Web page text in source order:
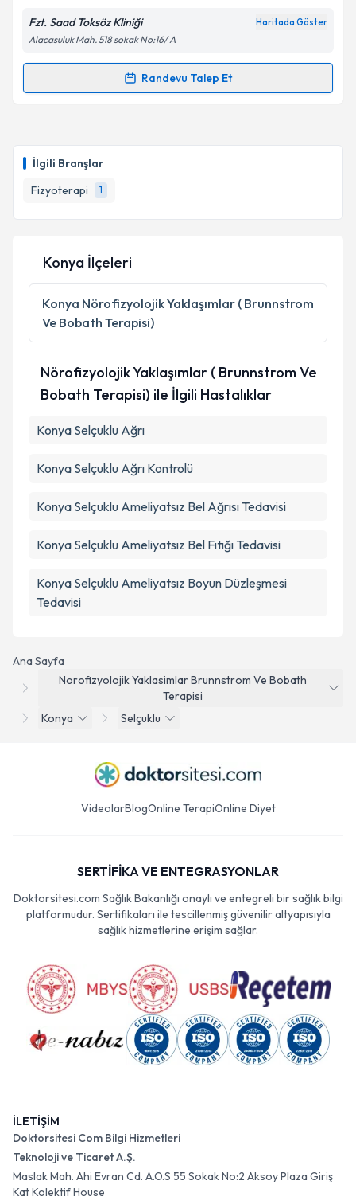
İlgili Branşlar
Fizyoterapi
1
Fzt. Saad Toksöz Kliniği Haritada Göster
Alacasuluk Mah. 518 sokak No:16/ A
Randevu Talep Et
Randevu Takvimi Talebi
takvim hazırlandığında e-posta ile bilgilendireceğiz.
E-posta Adresiniz
Kişisel verilerimin işlenmesine ilişkinAydınlatma
Metni
'ni okudum ve kişisel verilerimin belirtilen
kapsamda işlenmesini kabul ediyorum.
Takvim Talebini Gönder
Ana Sayfa
Norofizyolojik Yaklasimlar Brunnstrom Ve Bobath
Terapisi
Konya
Selçuklu
Konya İlçeleri
Konya Nörofizyolojik Yaklaşımlar ( Brunnstrom
Ve Bobath Terapisi)
Nörofizyolojik Yaklaşımlar ( Brunnstrom Ve
Bobath Terapisi) ile İlgili Hastalıklar
Konya Selçuklu Ağrı
Konya Selçuklu Ağrı Kontrolü
Konya Selçuklu Ameliyatsız Bel Ağrısı Tedavisi
Konya Selçuklu Ameliyatsız Bel Fıtığı Tedavisi
Konya Selçuklu Ameliyatsız Boyun Düzleşmesi
Tedavisi
VideolarBlogOnline TerapiOnline Diyet
SERTİFİKA VE ENTEGRASYONLAR
Doktorsitesi.com Sağlık Bakanlığı onaylı ve entegreli bir sağlık bilgi
platformudur. Sertifikaları ile tescillenmiş güvenilir altyapısıyla
sağlık hizmetlerine erişim sağlar.
İLETİŞİM
Doktorsitesi Com Bilgi Hizmetleri
Teknoloji ve Ticaret A.Ş.
Maslak Mah. Ahi Evran Cd. A.O.S 55 Sokak No:2 Aksoy Plaza Giriş
Kat Kolektif House